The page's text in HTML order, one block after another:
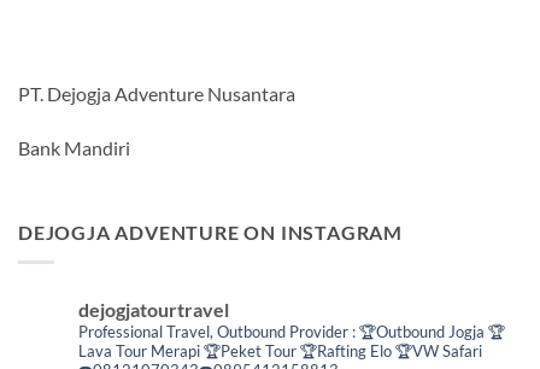
PT. Dejogja Adventure Nusantara
Bank Mandiri
DEJOGJA ADVENTURE ON INSTAGRAM
dejogjatourtravel
Professional Travel, Outbound Provider :🏆Outbound Jogja 🏆
Lava Tour Merapi🏆Peket Tour🏆Rafting Elo🏆VW Safari